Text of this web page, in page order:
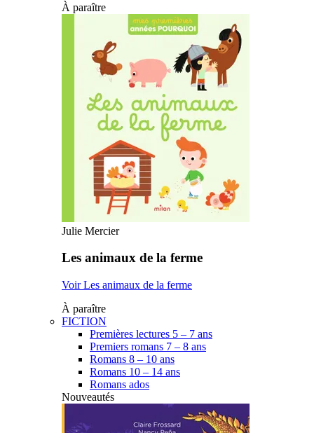
À paraître
Julie Mercier
Les animaux de la ferme
Voir Les animaux de la ferme
À paraître
FICTION
Premières lectures 5 – 7 ans
Premiers romans 7 – 8 ans
Romans 8 – 10 ans
Romans 10 – 14 ans
Romans ados
Nouveautés